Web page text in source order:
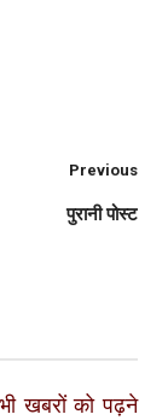
Previous
पुरानी पोस्ट
खबरों को पढ़ने